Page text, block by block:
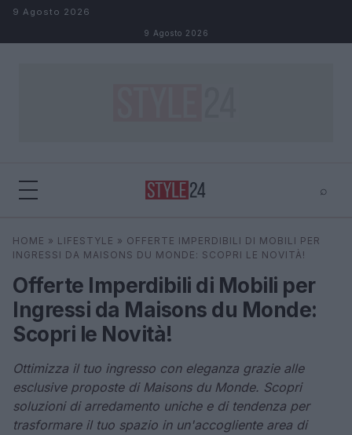
Salta al contenuto
9 Agosto 2026
9 Agosto 2026
⌕
Cerca ⌕
HOME » LIFESTYLE » OFFERTE IMPERDIBILI DI MOBILI PER
INGRESSI DA MAISONS DU MONDE: SCOPRI LE NOVITÀ!
Offerte Imperdibili di Mobili per
Ingressi da Maisons du Monde:
Scopri le Novità!
Ottimizza il tuo ingresso con eleganza grazie alle
esclusive proposte di Maisons du Monde. Scopri
soluzioni di arredamento uniche e di tendenza per
trasformare il tuo spazio in un'accogliente area di